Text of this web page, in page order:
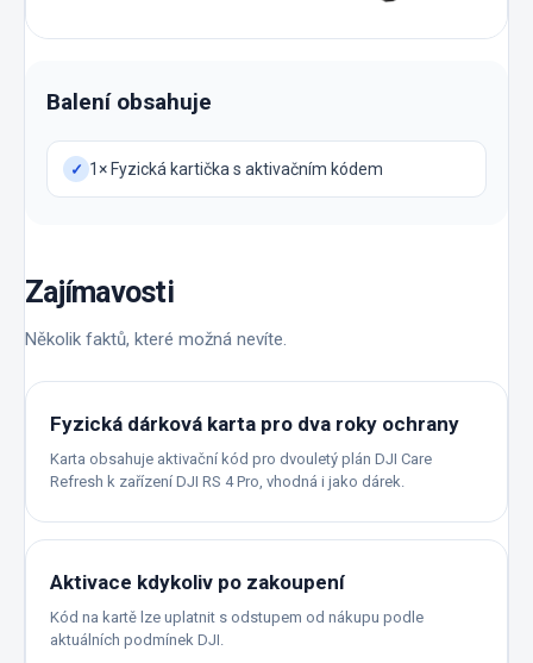
Balení obsahuje
✓ 1× Fyzická kartička s aktivačním kódem
Zajímavosti
Několik faktů, které možná nevíte.
Fyzická dárková karta pro dva roky ochrany
Karta obsahuje aktivační kód pro dvouletý plán DJI Care
Refresh k zařízení DJI RS 4 Pro, vhodná i jako dárek.
Aktivace kdykoliv po zakoupení
Kód na kartě lze uplatnit s odstupem od nákupu podle
aktuálních podmínek DJI.